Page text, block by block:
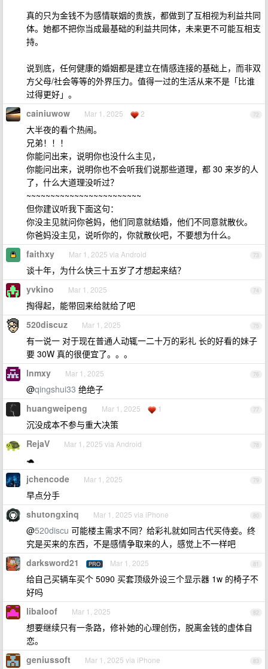
真的只为金钱不为感情联姻的贵族，都做到了互相视为利益共同
体。她都不把你当成最基础的利益共同体，未来更不可能互相支
持。
说到底，任何健康的婚姻都是建立在情感连接的基础上，而非双
方父母/社会等等的外界压力。值得一过的生活从来不是「比谁
过得更好」。
72
cainiuwow Mar 1, 2025 2
大半夜的看个热闹。
兄弟！！！
你能问出来，说明你也没什么主见，
你能问出来，说明你也不会听我们说那些道理，都 30 来岁的人
了，什么大道理没听过？
~~~~~~~~~~~~~~~~~~~~~~~~
但你建议听我下面这句：
你没主见就问你爸妈，他们同意就结婚，他们不同意就散伙。
你爸妈没主见，说听你的，你就散伙吧，不要想为什么。
73
faithxy Mar 1, 2025 via Android
谈十年，为什么快三十五岁了才想起来结？
74
yvkino Mar 1, 2025
掏得起，能带回来给就给了吧
75
520discuz Mar 1, 2025
有一说一 对于现在普通人动辄一二十万的彩礼 长的好看的妹子
要 30W 真的很便宜了。。。
76
lnmxy Mar 1, 2025
@qingshui33 绝绝子
77
huangweipeng Mar 1, 2025 1
沉没成本不参与重大决策
78
RejaV Mar 1, 2025 via Android
🐢
79
jchencode Mar 1, 2025
早点分手
80
shutongxinq Mar 1, 2025 via iPhone
@520discu 可能楼主需求不同？给彩礼就如同古代买侍妾。终
究是买来的东西，不是感情争取来的人，感觉上不一样吧
81
darksword21 PRO Mar 1, 2025
给自己买辆车买个 5090 买套顶级外设三个显示器 1w 的椅子不
好吗
82
libaloof Mar 1, 2025
想要继续只有一条路，修补她的心理创伤，脱离金钱的虚体自
恋。
83
geniussoft Mar 1, 2025 via iPhone